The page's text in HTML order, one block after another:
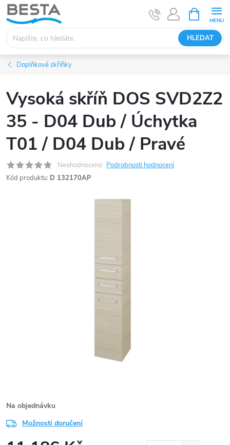
Přejít
na
obsah
HLEDAT
NÁKUPNÍ
KOŠÍK
Doplňkové skříňky
Vysoká skříň DOS SVD2Z2
35 - D04 Dub / Úchytka
T01 / D04 Dub / Pravé
Neohodnoceno Podrobnosti hodnocení
Kód produktu: D 132170AP
Na objednávku
Možnosti doručení